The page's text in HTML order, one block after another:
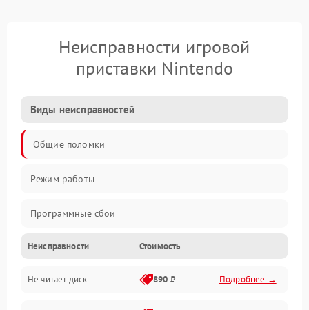
Неисправности игровой
приставки Nintendo
Виды неисправностей
Общие поломки
Режим работы
Программные сбои
Видео и HDMI
Звук и аудиовыходы
Неисправности Стоимость
Не читает диск 890 ₽ Подробнее →